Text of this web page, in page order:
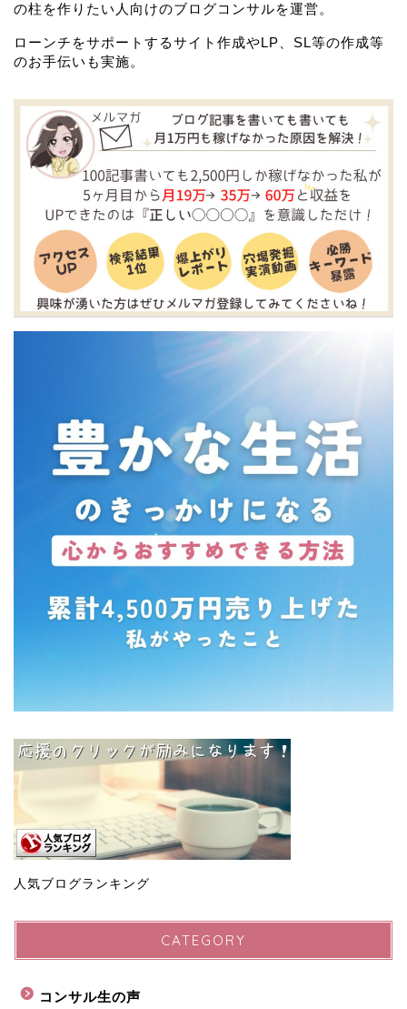
の柱を作りたい人向けのブログコンサルを運営。
ローンチをサポートするサイト作成やLP、SL等の作成等
のお手伝いも実施。
人気ブログランキング
CATEGORY
コンサル生の声